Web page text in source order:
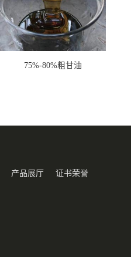
75%-80%粗甘油
产品展厅 证书荣誉